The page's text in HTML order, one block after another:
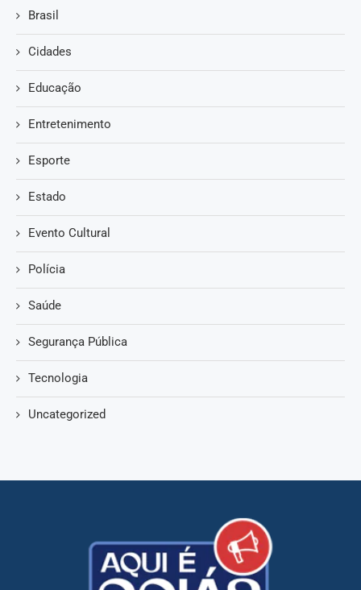
Brasil
Cidades
Educação
Entretenimento
Esporte
Estado
Evento Cultural
Polícia
Saúde
Segurança Pública
Tecnologia
Uncategorized